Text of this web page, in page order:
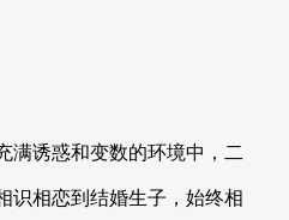
满诱惑和变数的环境中，二
识相恋到结婚生子，始终相